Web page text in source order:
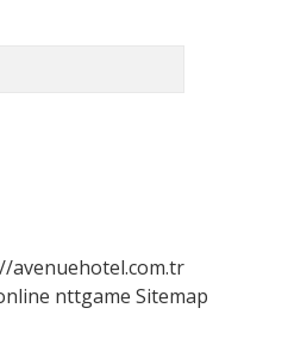
avenuehotel.com.tr
nttgame Sitemap